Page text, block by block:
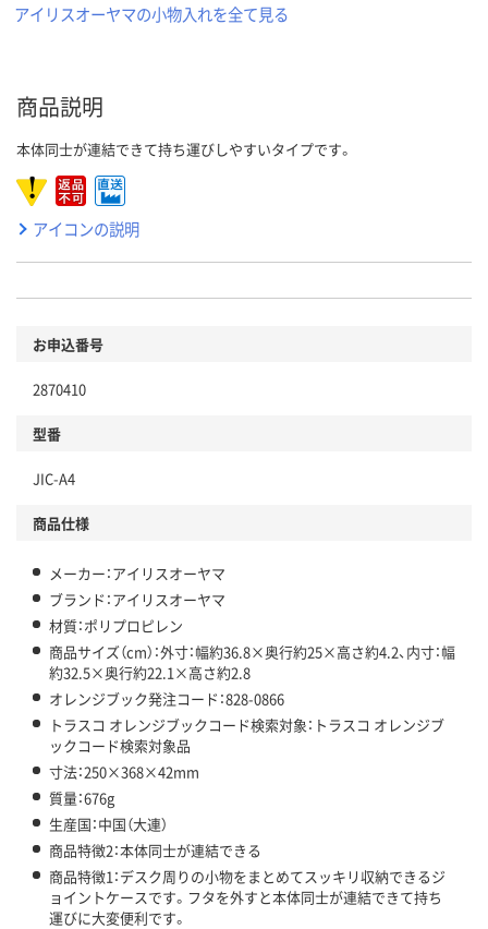
アイリスオーヤマの小物入れを全て見る
商品説明
本体同士が連結できて持ち運びしやすいタイプです。
アイコンの説明
お申込番号
2870410
型番
JIC-A4
商品仕様
メーカー：アイリスオーヤマ
ブランド：アイリスオーヤマ
材質：ポリプロピレン
商品サイズ（cm）：外寸：幅約36.8×奥行約25×高さ約4.2、内寸：幅
約32.5×奥行約22.1×高さ約2.8
オレンジブック発注コード：828-0866
トラスコ オレンジブックコード検索対象：トラスコ オレンジブ
ックコード検索対象品
寸法：250×368×42mm
質量：676g
生産国：中国（大連）
商品特徴2：本体同士が連結できる
商品特徴1：デスク周りの小物をまとめてスッキリ収納できるジ
ョイントケースです。フタを外すと本体同士が連結できて持ち
運びに大変便利です。